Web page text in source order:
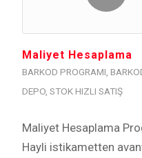
Maliyet Hesaplama
BARKOD PROGRAMI
DEPO, STOK HIZLI SATIŞ
Maliyet Hesaplama
Hayli istikametten